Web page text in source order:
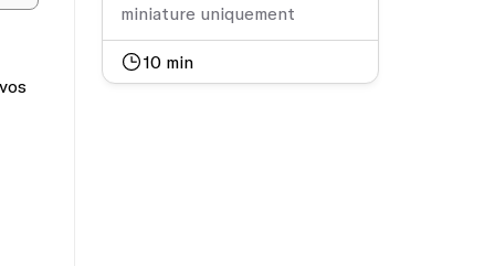
miniature uniquement
10 min